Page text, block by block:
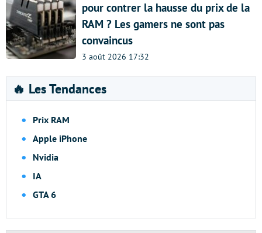
pour contrer la hausse du prix de la
RAM ? Les gamers ne sont pas
convaincus
3 août 2026 17:32
🔥 Les Tendances
Prix RAM
Apple iPhone
Nvidia
IA
GTA 6